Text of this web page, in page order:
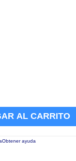
AL CARRITO
Obtener ayuda